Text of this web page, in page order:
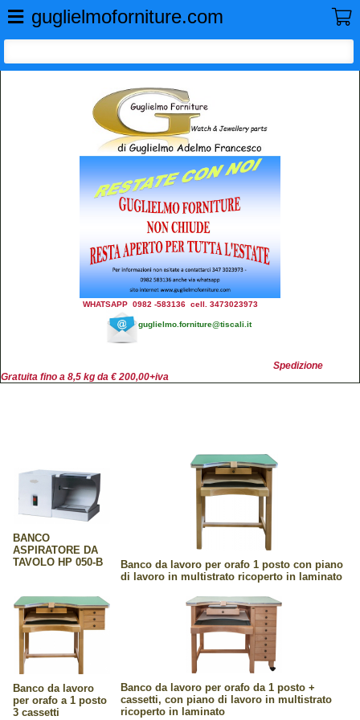
guglielmoforniture.com
GUGLIELMO FORNITURE
WHATSAPP 0982 -583136 cell. 3473023973
guglielmo.forniture@tiscali.it
Spedizione
Gratuita fino a 8,5 kg da € 200,00+iva
BANCO
ASPIRATORE DA
TAVOLO HP 050-B
Banco da lavoro per orafo 1 posto con piano
di lavoro in multistrato ricoperto in laminato
Banco da lavoro
per orafo a 1 posto
3 cassetti
Banco da lavoro per orafo da 1 posto +
cassetti, con piano di lavoro in multistrato
ricoperto in laminato